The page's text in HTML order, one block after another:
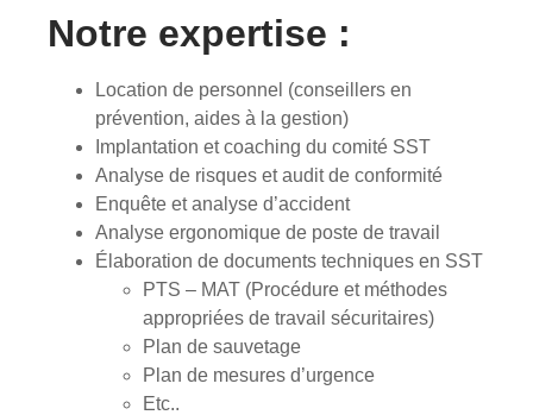
Notre expertise :
Location de personnel (conseillers en
prévention, aides à la gestion)
Implantation et coaching du comité SST
Analyse de risques et audit de conformité
Enquête et analyse d’accident
Analyse ergonomique de poste de travail
Élaboration de documents techniques en SST
PTS – MAT (Procédure et méthodes
appropriées de travail sécuritaires)
Plan de sauvetage
Plan de mesures d’urgence
Etc..